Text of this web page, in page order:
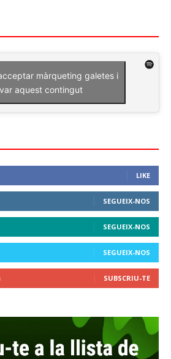
màrqueting galetes i
aquest contingut
LIKE
SEGUEIX-NOS
SEGUEIX-NOS
SEGUEIX-NOS
SUBSCRIU-TE